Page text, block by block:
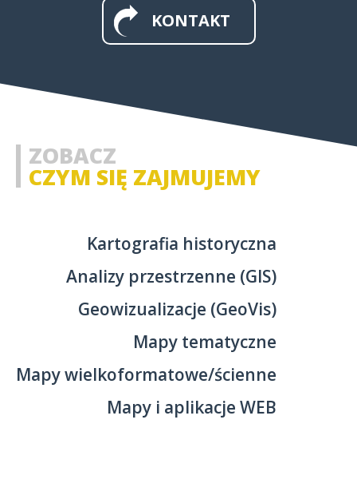
MAPY I APLIKACJE WEB
MAPY HISTORYCZNE
KONTAKT
ZOBACZ
CZYM SIĘ ZAJMUJEMY
Kartografia historyczna
Analizy przestrzenne (GIS)
Geowizualizacje (GeoVis)
Mapy tematyczne
Mapy wielkoformatowe/ścienne
Mapy i aplikacje WEB